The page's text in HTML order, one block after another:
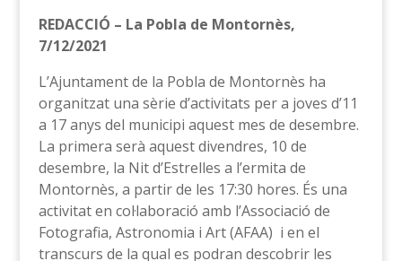
REDACCIÓ – La Pobla de Montornès,
7/12/2021
L’Ajuntament de la Pobla de Montornès ha
organitzat una sèrie d’activitats per a joves d’11
a 17 anys del municipi aquest mes de desembre.
La primera serà aquest divendres, 10 de
desembre, la Nit d’Estrelles a l’ermita de
Montornès, a partir de les 17:30 hores. És una
activitat en col·laboració amb l’Associació de
Fotografia, Astronomia i Art (AFAA) i en el
transcurs de la qual es podran descobrir les